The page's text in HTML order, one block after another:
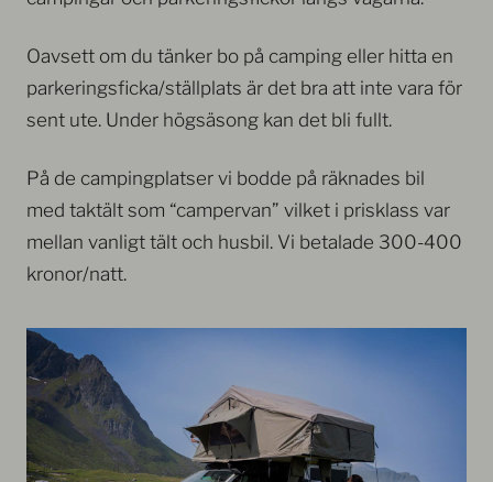
Oavsett om du tänker bo på camping eller hitta en
parkeringsficka/ställplats är det bra att inte vara för
sent ute. Under högsäsong kan det bli fullt.
På de campingplatser vi bodde på räknades bil
med taktält som “campervan” vilket i prisklass var
mellan vanligt tält och husbil. Vi betalade 300-400
kronor/natt.